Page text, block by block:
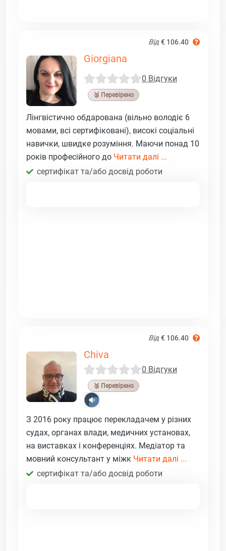
Від € 106.40
Giorgiana
0 Відгуки
🥉 Перевірено
Лінгвістично обдарована (вільно володіє 6
мовами, всі сертифіковані), високі соціальні
навички, швидке розуміння. Маючи понад 10
років професійного до Читати далі ...
сертифікат та/або досвід роботи
Від € 106.40
Chiva
0 Відгуки
🥉 Перевірено
З 2016 року працює перекладачем у різних
судах, органах влади, медичних установах,
на виставках і конференціях. Медіатор та
мовний консультант у міжк Читати далі ...
сертифікат та/або досвід роботи